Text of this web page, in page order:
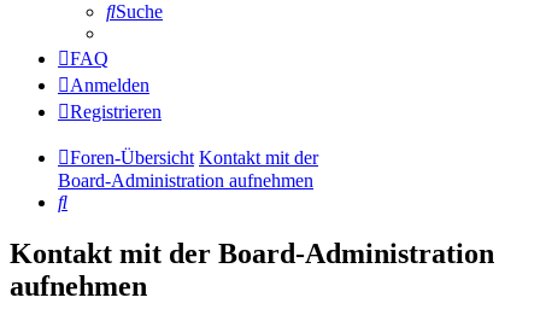
Suche
FAQ
Anmelden
Registrieren
Foren-Übersicht Kontakt mit der
Board-Administration aufnehmen
Suche
Kontakt mit der Board-Administration
aufnehmen